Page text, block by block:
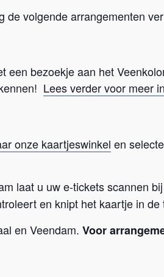
de volgende arrangementen
bezoekje aan het
Lees verder voor meer
onze kaartjeswinkel en
laat u uw e-tickets scannen
en knipt het kaartje in de
en Veendam.Voor